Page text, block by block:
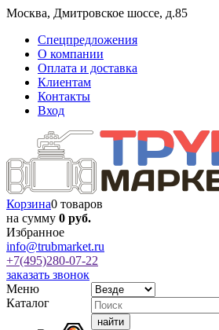
Москва, Дмитровское шоссе, д.85
Спецпредложения
О компании
Оплата и доставка
Клиентам
Контакты
Вход
Корзина0 товаров
на сумму 0 руб.
Избранное
info@trubmarket.ru
+7(495)280-07-22
заказать звонок
Меню
Каталог